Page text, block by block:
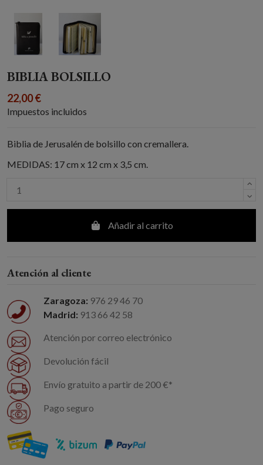
BIBLIA BOLSILLO
22,00 €
Impuestos incluidos
Biblia de Jerusalén de bolsillo con cremallera.
MEDIDAS: 17 cm x 12 cm x 3,5 cm.
Añadir al carrito
Atención al cliente
Zaragoza: 976 29 46 70
Madrid: 913 66 42 58
Atención por correo electrónico
Devolución fácil
Envío gratuito a partir de 200 €*
Pago seguro